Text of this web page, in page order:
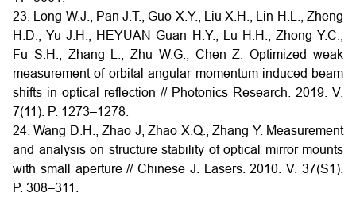
23. Long W.J., Pan J.T., Guo X.Y., Liu X.H., Lin H.L., Zheng
H.D., Yu J.H., HEYUAN Guan H.Y., Lu H.H., Zhong Y.C.,
Fu S.H., Zhang L., Zhu W.G., Chen Z. Optimized weak
measurement of orbital angular momentum-induced beam
shifts in optical reflection // Photonics Research. 2019. V.
7(11). P. 1273–1278.
24. Wang D.H., Zhao J, Zhao X.Q., Zhang Y. Measurement
and analysis on structure stability of optical mirror mounts
with small aperture // Chinese J. Lasers. 2010. V. 37(S1).
P. 308–311.